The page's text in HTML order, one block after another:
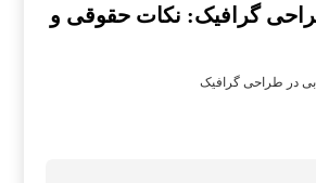
گرافیک: نکات حقوقی و
در طراحی گرافیک